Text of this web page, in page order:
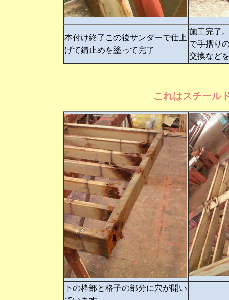
本付け終了この後サンダーで仕上
げて錆止めを塗って完了
施工完了
で手摺り
交換など
これはスチール
下の枠部と格子の部分に穴が開い